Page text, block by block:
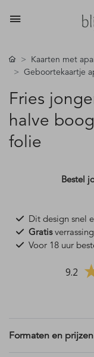
Kaarten met
Geboortekaartje
Fries
halve
folie
Bestel
Dit design snel
Gratis
Voor 18 uur
9.2
Formaten en prijzen